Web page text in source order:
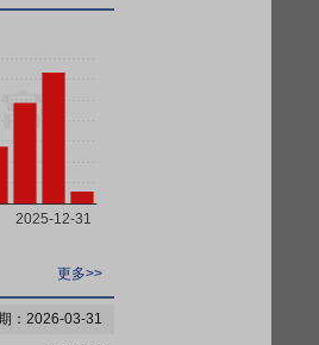
更多>>
：2026-03-31